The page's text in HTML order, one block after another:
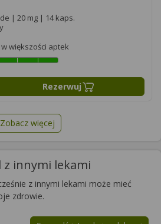
| 20 mg | 14 kaps.
większości aptek
Rezerwuj
Zobacz więcej
z innymi lekami
z innymi lekami może mieć
zdrowie.